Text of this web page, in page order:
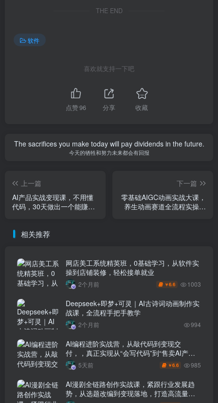
THE END
软件
喜欢就支持一下吧
点赞96 分享 收藏
The sacrifices you make today will pay dividends in the future.
今天的牺牲和努力未来都会有回报
上一篇
AI产品实战变现课，不用懂
代码，30天做出一个能賺钱
下一篇
零基础AIGC动画实战大课，
养生动画赛道全流程实操教
相关推荐
网店美工系统精英班，0基础学习，从软件实
操到店铺装修，轻松接单就业
2个月前 ￥6.6 1003
Deepseek+即梦+可灵｜AI古诗词动画制作实
战课，全流程手把手教学
2个月前 994
AI编程进阶实战营，从敲代码到变现交
付，，真正实现从“会写代码”到“售卖AI产品
盈利”的跨越
5天前 ￥6.6 985
AI漫剧全链路创作实战课，紧跟行业发展趋
势，从选题改编到变现落地，打造高流量优